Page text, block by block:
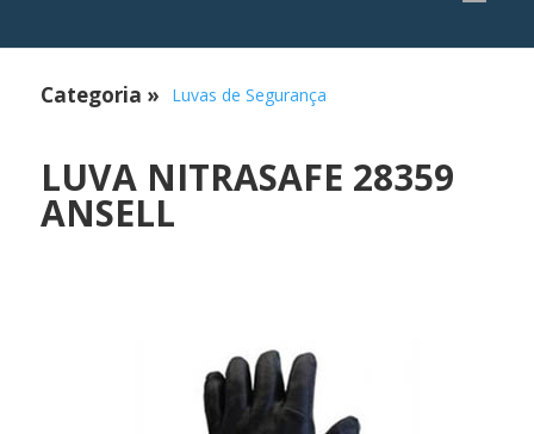
Categoria » Luvas de Segurança
LUVA NITRASAFE 28359
ANSELL